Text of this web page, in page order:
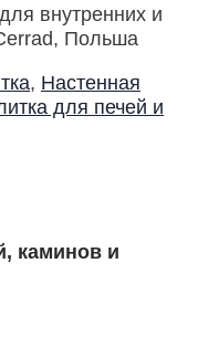
для внутренних и
Польша
, Настенная
для печей и
каминов и